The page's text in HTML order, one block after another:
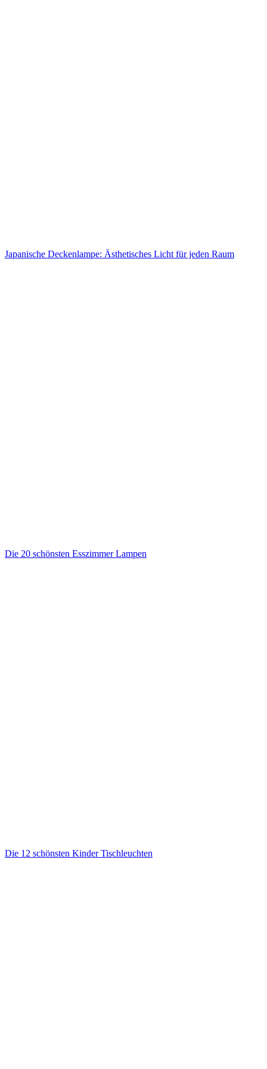
Japanische Deckenlampe: Ästhetisches Licht für jeden Raum
Die 20 schönsten Esszimmer Lampen
Die 12 schönsten Kinder Tischleuchten